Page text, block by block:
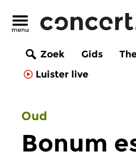
Zoek Gids
Luister live
Oud
Bonum